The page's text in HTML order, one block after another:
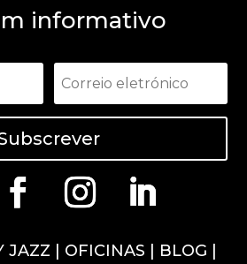
informativo
JAZZ OFICINAS BLOG